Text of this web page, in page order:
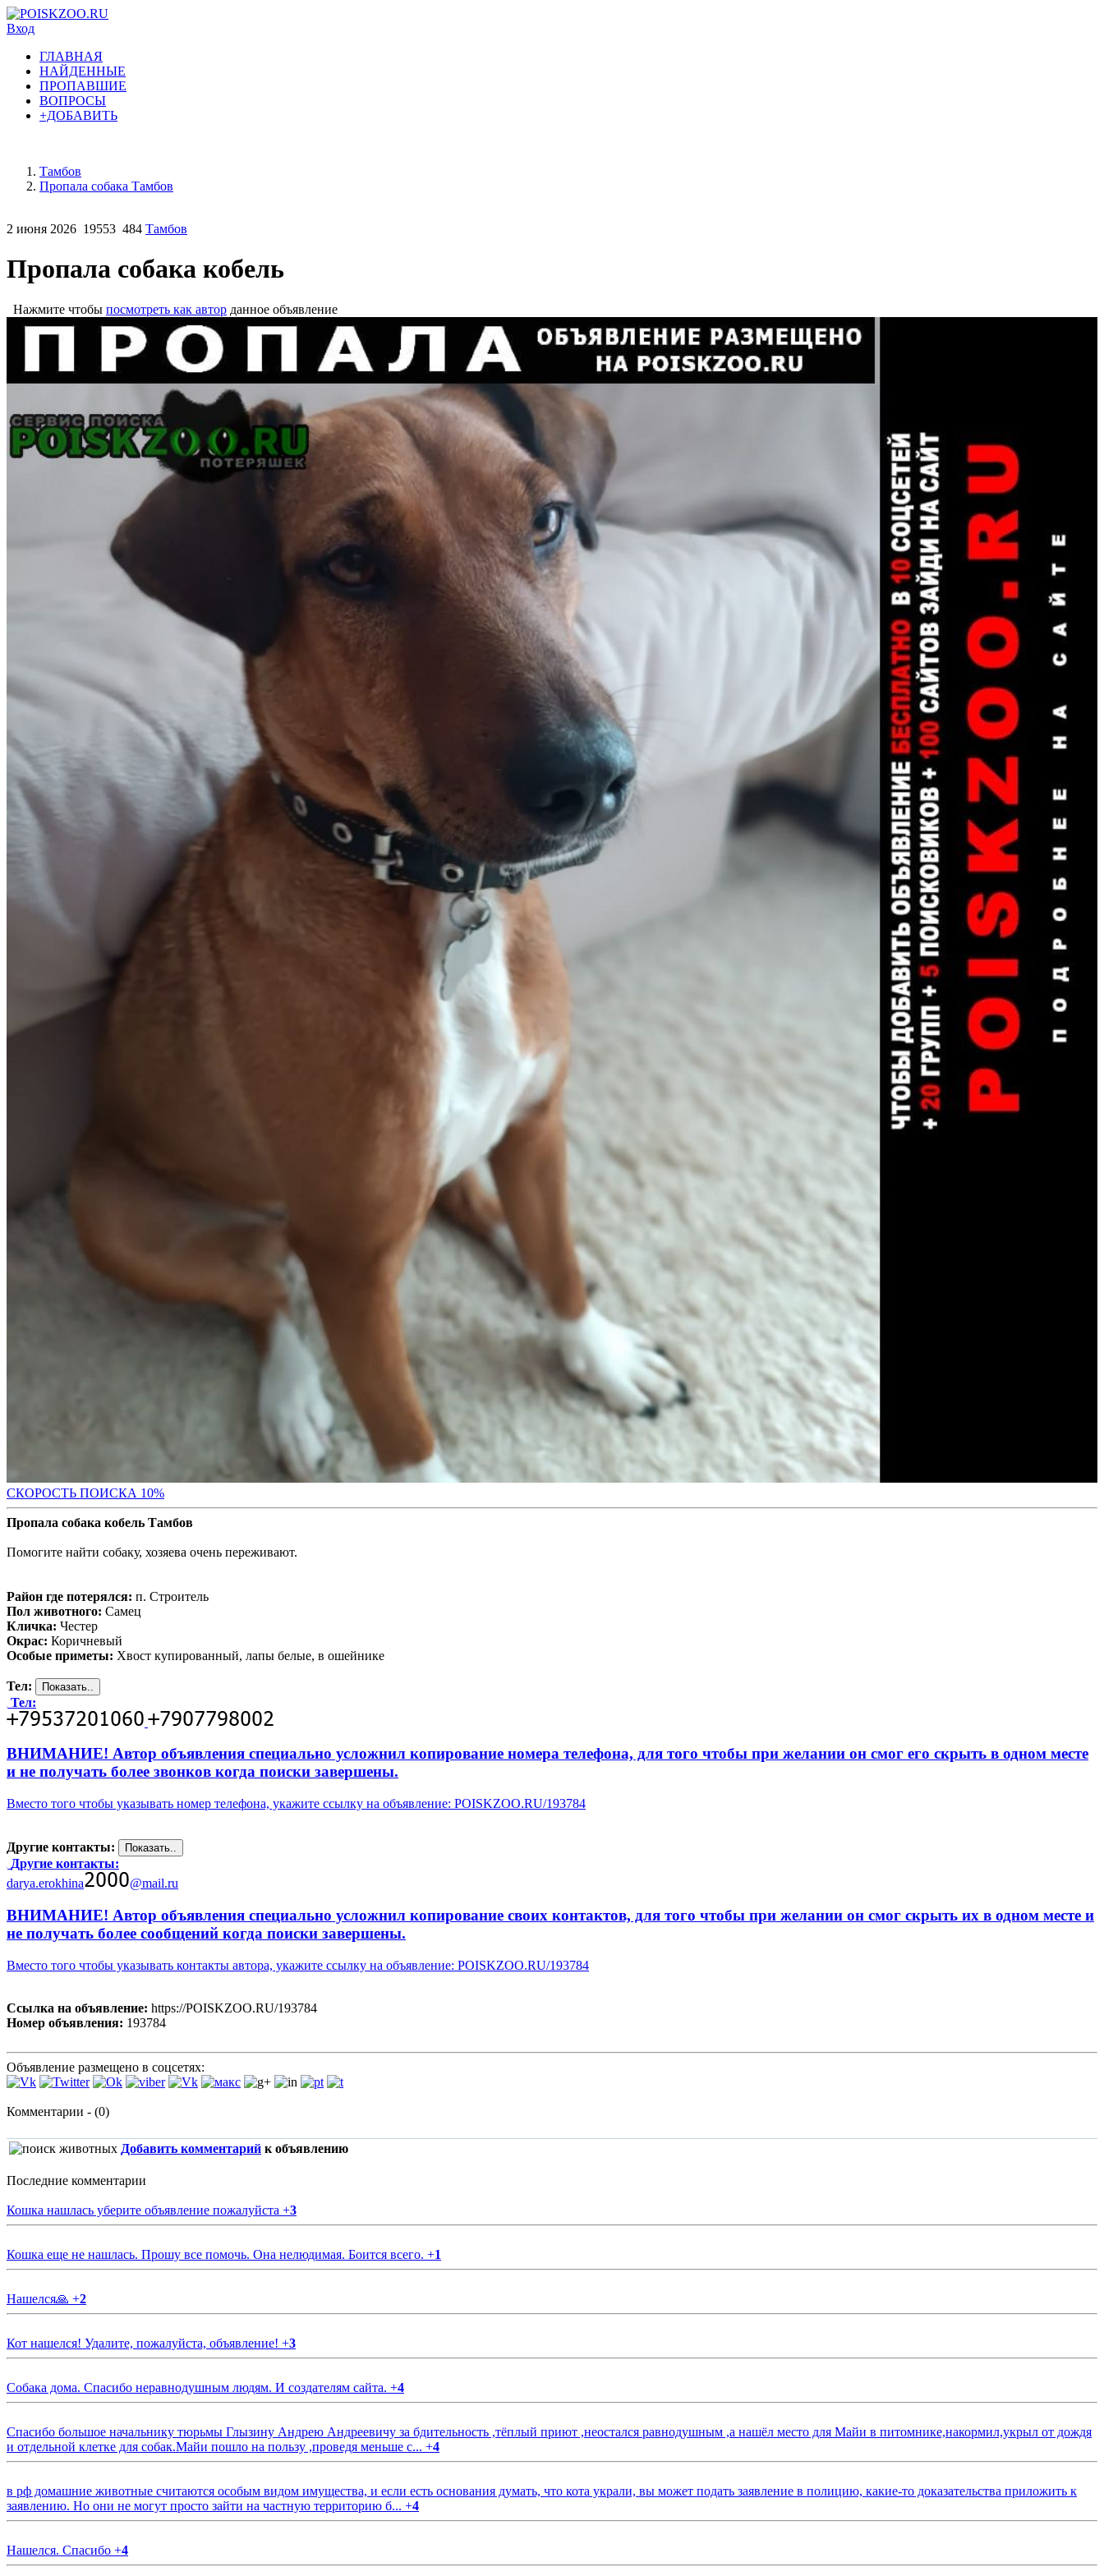
Вход
ГЛАВНАЯ
НАЙДЕННЫЕ
ПРОПАВШИЕ
ВОПРОСЫ
+ДОБАВИТЬ
Тамбов
Пропала собака Тамбов
2 июня 2026 19553 484 Тамбов
Пропала собака кобель
Нажмите чтобы посмотреть как автор данное объявление
СКОРОСТЬ ПОИСКА 10%
Пропала собака кобель Тамбов
Помогите найти собаку, хозяева очень переживают.
Район где потерялся: п. Строитель
Пол животного: Самец
Кличка: Честер
Окрас: Коричневый
Особые приметы: Хвост купированный, лапы белые, в ошейнике
Тел:
Тел:
ВНИМАНИЕ! Автор объявления специально усложнил копирование номера телефона, для того чтобы при желании он смог его скрыть в одном месте
и не получать более звонков когда поиски завершены.
Вместо того чтобы указывать номер телефона, укажите ссылку на объявление: POISKZOO.RU/193784
Другие контакты:
Другие контакты:
darya.erokhina
@mail.ru
ВНИМАНИЕ! Автор объявления специально усложнил копирование своих контактов, для того чтобы при желании он смог скрыть их в одном месте и
не получать более сообщений когда поиски завершены.
Вместо того чтобы указывать контакты автора, укажите ссылку на объявление: POISKZOO.RU/193784
Ссылка на объявление: https://POISKZOO.RU/193784
Номер объявления: 193784
Объявление размещено в соцсетях:
Комментарии - (0)
Добавить комментарий к объявлению
Последние комментарии
Кошка нашлась уберите объявление пожалуйста +3
Кошка еще не нашлась. Прошу все помочь. Она нелюдимая. Боится всего. +1
Нашелся🙏 +2
Кот нашелся! Удалите, пожалуйста, объявление! +3
Собака дома. Спасибо неравнодушным людям. И создателям сайта. +4
Спасибо большое начальнику тюрьмы Глызину Андрею Андреевичу за бдительность ,тёплый приют ,неостался равнодушным ,а нашёл место для Майи в питомнике,накормил,укрыл от дождя
и отдельной клетке для собак.Майи пошло на пользу ,проведя меньше с... +4
в рф домашние животные считаются особым видом имущества, и если есть основания думать, что кота украли, вы может подать заявление в полицию, какие-то доказательства приложить к
заявлению. Но они не могут просто зайти на частную территорию б... +4
Нашелся. Спасибо +4